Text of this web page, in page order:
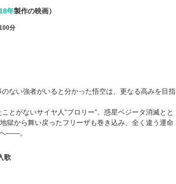
年製作の映画）
分
ない強者がいると分かった悟空は、更なる高みを目指
とがないサイヤ人“ブロリー”。惑星ベジータ消滅とと
獄から舞い戻ったフリーザも巻き込み、全く違う運命
――。
歌